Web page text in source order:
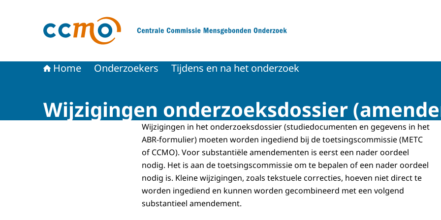
Home Onderzoekers Tijdens en na het onderzoek
Wijzigingen onderzoeksdossier
Wijzigingen in het onderzoeksdossier (studiedocumenten en gegevens in het
ABR-formulier) moeten worden ingediend bij de toetsingscommissie (METC
of CCMO). Voor substantiële amendementen is eerst een nader oordeel
nodig. Het is aan de toetsingscommissie om te bepalen of een nader oordeel
nodig is. Kleine wijzigingen, zoals tekstuele correcties, hoeven niet direct te
worden ingediend en kunnen worden gecombineerd met een volgend
substantieel amendement.